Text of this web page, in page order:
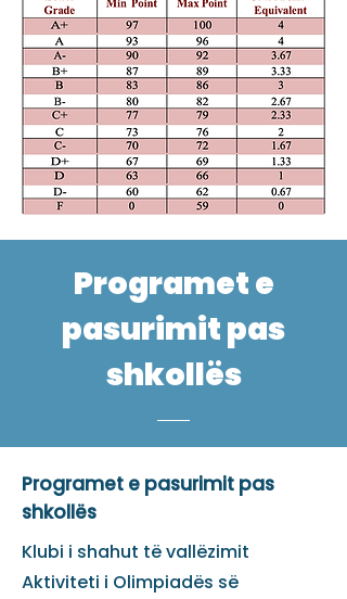
Programet e
pasurimit pas
shkollës
Programet e pasurimit pas
shkollës
Klubi i shahut të vallëzimit
Aktiviteti i Olimpiadës së